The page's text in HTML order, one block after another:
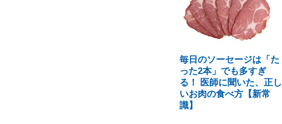
毎日のソーセージは「た
った2本」でも多すぎ
る！ 医師に聞いた、正し
いお肉の食べ方【新常
識】